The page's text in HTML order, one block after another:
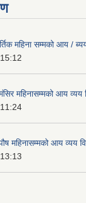
महिना सम्मको आय /
महिनासम्मको आय व्यय
महिनासम्मको आय व्यय